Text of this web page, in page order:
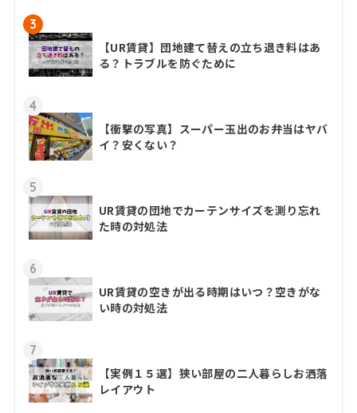
3
【UR賃貸】団地建て替えの立ち退き料はあ
る？トラブルを防ぐために
4
【衝撃の写真】スーパー玉出のお弁当はヤバ
イ？安くない？
5
UR賃貸の団地でカーテンサイズを測り忘れ
た時の対処法
6
UR賃貸の空きが出る時期はいつ？空きがな
い時の対処法
7
【実例１５選】狭い部屋の二人暮らしお洒落
レイアウト